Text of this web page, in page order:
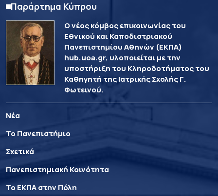
Παράρτημα Κύπρου
Ο νέος κόμβος επικοινωνίας του
Εθνικού και Καποδιστριακού
Πανεπιστημίου Αθηνών (ΕΚΠΑ)
hub.uoa.gr, υλοποιείται με την
υποστήριξη του Κληροδοτήματος του
Καθηγητή της Ιατρικής Σχολής Γ.
Φωτεινού.
Νέα
Το Πανεπιστήμιο
Σχετικά
Πανεπιστημιακή Κοινότητα
Το ΕΚΠΑ στην Πόλη